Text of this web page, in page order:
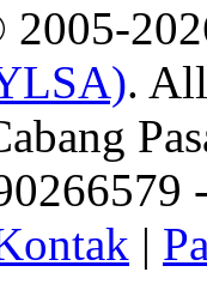
2005-
.
|